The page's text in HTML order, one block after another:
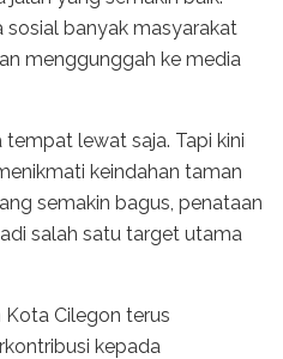
sosial banyak masyarakat
menggunggah ke media
lewat saja. Tapi kini
keindahan taman
semakin bagus, penataan
salah satu target utama
Kota Cilegon terus
kepada